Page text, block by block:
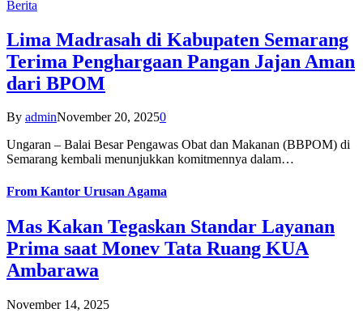
Berita
Lima Madrasah di Kabupaten Semarang
Terima Penghargaan Pangan Jajan Aman
dari BPOM
By adminNovember 20, 20250
Ungaran – Balai Besar Pengawas Obat dan Makanan (BBPOM) di
Semarang kembali menunjukkan komitmennya dalam…
From Kantor Urusan Agama
Mas Kakan Tegaskan Standar Layanan
Prima saat Monev Tata Ruang KUA
Ambarawa
November 14, 2025